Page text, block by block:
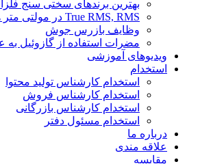
بهترین برندهای سختی سنج
True RMS, RMS در مولتی متر ها چیست؟
وظایف بازرس جوش
مضرات استفاده از گازوئیل به
ویدیوهای آموزشی
استخدام
استخدام کارشناس تولید محتوا
استخدام کارشناس فروش
استخدام کارشناس بازرگانی
استخدام مسئول دفتر
درباره ما
علاقه مندی
مقایسه